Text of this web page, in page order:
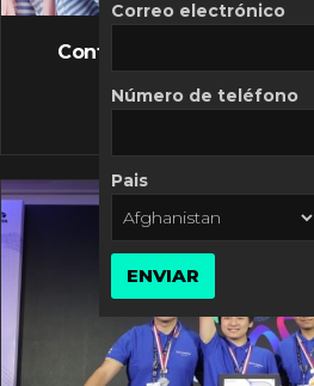
FLASH NEWS
Controversia de Mercado
10 MARZO,
Correo electrónico
Número de teléfono
Pais
ENVIAR